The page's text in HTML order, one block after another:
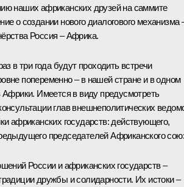
наших африканских друзей на саммите
о создании нового диалогового механизма
Россия – Африка.
в три года будут проходить встречи
попеременно – в нашей стране и в одном
Африки. Имеется в виду предусмотреть
глав внешнеполитических
африканских государств: действующего,
председателей Африканского
России и африканских государств –
дружбы и солидарности. Их истоки –